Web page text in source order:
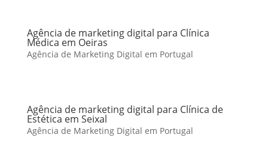
Agência de marketing digital para Clínica
Médica em Oeiras
Agência de Marketing Digital em Portugal
Agência de marketing digital para Clínica de
Estética em Seixal
Agência de Marketing Digital em Portugal